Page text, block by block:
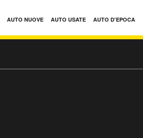
AUTO NUOVE AUTO USATE AUTO D'EPOCA